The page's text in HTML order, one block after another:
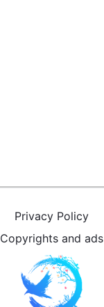
Privacy Policy
Copyrights and ads